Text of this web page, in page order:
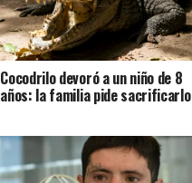
Cocodrilo devoró a un niño de 8
años: la familia pide sacrificarlo